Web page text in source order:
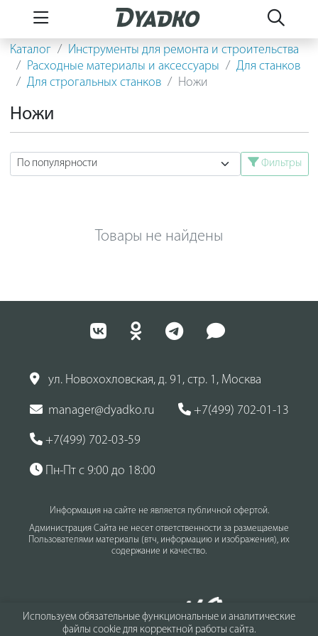
Каталог
Инструменты для ремонта и строительства
Расходные материалы и аксессуары
Для станков
Для строгальных станков
Ножи
Ножи
Фильтры
Товары не найдены
Используем обязательные функциональные и аналитические
файлы cookie для корректной работы сайта.
ул. Новохохловская, д. 91, стр. 1, Москва
manager@dyadko.ru +7(499) 702-01-13
+7(499) 702-03-59
Пн-Пт с 9:00 до 18:00
Информация на сайте не является публичной офертой.
Администрация Сайта не несет ответственности за размещаемые
Пользователями материалы (втч, информацию и изображения), их
содержание и качество.